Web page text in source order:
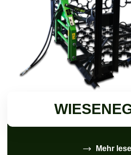
Mehr